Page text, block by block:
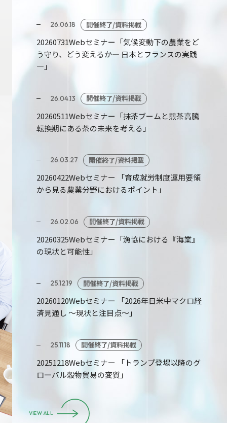
26.06.18 開催終了/資料掲載
20260731Webセミナー「気候変動下の農業をど
う守り、どう変えるか― 日本とフランスの実践
―」
26.04.13 開催終了/資料掲載
20260511Webセミナー「抹茶ブームと煎茶高騰
転換期にある茶の未来を考える」
26.03.27 開催終了/資料掲載
20260422Webセミナー 「育成就労制度運用要領
から見る農業分野におけるポイント」
26.02.06 開催終了/資料掲載
20260325Webセミナー「漁協における『海業』
の現状と可能性」
25.12.19 開催終了/資料掲載
20260120Webセミナー 「2026年日米中マクロ経
済見通し ～現状と注目点～」
25.11.18 開催終了/資料掲載
20251218Webセミナー 「トランプ登場以降のグ
ローバル穀物貿易の変質」
VIEW ALL